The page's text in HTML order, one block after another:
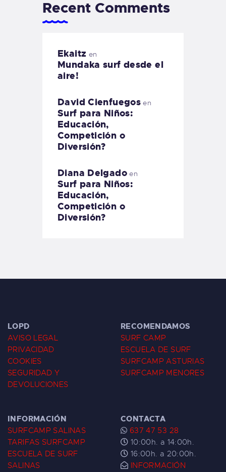
Recent Comments
Ekaitz en
Mundaka surf desde el
aire!
David Cienfuegos en
Surf para Niños:
Educación,
Competición o
Diversión?
Diana Delgadoen
Surf para Niños:
Educación,
Competición o
Diversión?
LOPD
AVISO LEGAL
PRIVACIDAD
COOKIES
SEGURIDAD Y
DEVOLUCIONES
RECOMENDAMOS
SURF CAMP
ESCUELA DE SURF
SURFCAMP ASTURIAS
SURFCAMP MENORES
INFORMACIÓN
SURFCAMP SALINAS
TARIFAS SURFCAMP
ESCUELA DE SURF
SALINAS
CONTACTA
637 47 53 28
10:00h. a 14:00h.
16:00h. a 20:00h.
INFORMACIÓN